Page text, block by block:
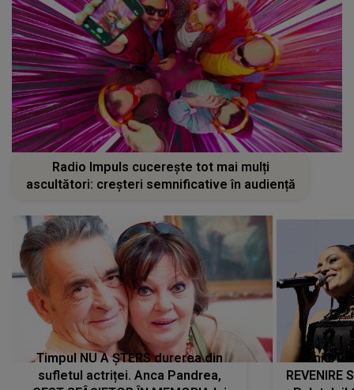
Radio Impuls cucerește tot mai mulți
ascultători: creșteri semnificative în audiență
Timpul NU A ȘTERS durerea din
sufletul actriței. Anca Pandrea,
Tania
REVENIRE